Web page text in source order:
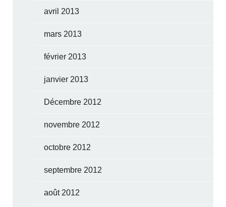
avril 2013
mars 2013
février 2013
janvier 2013
Décembre 2012
novembre 2012
octobre 2012
septembre 2012
août 2012